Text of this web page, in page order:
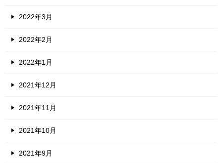
2022年3月
2022年2月
2022年1月
2021年12月
2021年11月
2021年10月
2021年9月